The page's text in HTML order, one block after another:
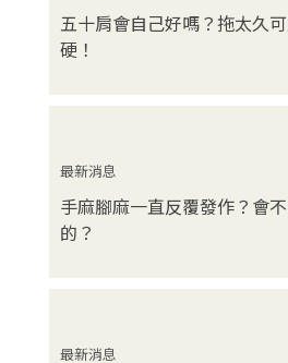
五十肩會自己好嗎？拖太久
硬！
最新消息
手麻腳麻一直反覆發作？會
的？
最新消息